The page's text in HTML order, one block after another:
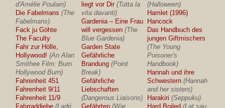
d'Amélie Poulain)
Die Fabelmans (The
Fabelmans)
Fack ju Göhte
The Faculty
Fahr zur Hölle,
Hollywood! (An Alan
Smithee Film: Burn
Hollywood Burn)
Fahrenheit 451
Fahrenheit 9/11
Fahrenheit 11/9
Fahrraddiebe (Ladri
liegt vor Dir (Tutta la
vita davanti)
Gardenia – Eine Frau
will vergessen (The
Blue Gardenia)
Garden State
Gefährliche
Brandung (Point
Break)
Gefährliche
Liebschaften
(Dangerous Liaisons)
Gefährten (War
(Halloween)
Hamlet (1996)
Hancock
Das Handbuch des
jungen Giftmischers
(The Young
Poisoner's
Handbook)
Hannah und ihre
Schwestern (Hannah
and her sisters)
Harakiri (Seppuku)
Hard Boiled (Lat sau